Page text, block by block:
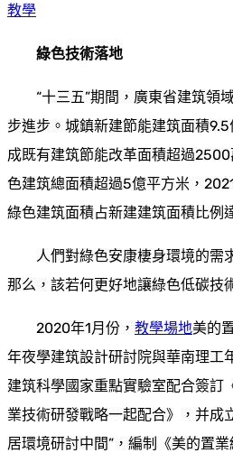
教學
綠色技術落地
“十三五”期間，廣東省建筑領
步進步。城鎮新建節能建筑面積
成既有建筑節能改革面積超過
色建筑總面積超過5億平方米，
綠色建筑面積占新建建筑面積比例
人們對綠色安康棲身環境的需
那么，該若何更好地讓綠色低碳技
2020年1月份， 教學場地美的
年夜學建筑設計研討院與華南理工
建筑科學國家重點實驗室配合簽訂
業技術研發戰略一起配合》，并成
居環境研討中間”，編制《美的置